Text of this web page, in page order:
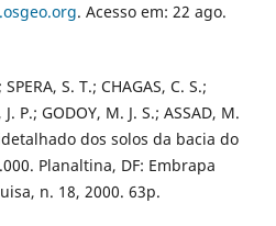
. Acesso em: 22 ago.
S. T.; CHAGAS, C. S.;
P.; GODOY, M. J. S.; ASSAD, M.
dos solos da bacia do
Planaltina, DF: Embrapa
n. 18, 2000. 63p.